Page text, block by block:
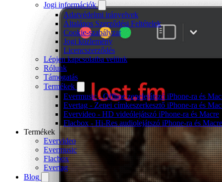
Jogi információk
Adatvédelmi irányelvek
Általános Szerződési Feltételek
Cookie-szabályzat
Jogi közlemény
Licencszerződés
Lépjen kapcsolatba velünk
Rólunk
Támogatás
Termékek
Evermusic - Offline zenelejátszó iPhone-ra és
Evertag - Zenei címkeszerkesztő iPhone-ra és
Evervideo - HD videólejátszó iPhone-ra és Macre
Flacbox - Hi-Res audiolejátszó iPhone-ra és Macre
Termékek
Evervideo
Evermusic
Flacbox
Evertag
Blog